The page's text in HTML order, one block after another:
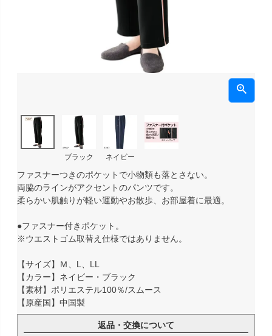
ブラック ネイビー
ファスナーつきのポケットで小物類も落とさない。
両脇のラインがアクセントのパンツです。
柔らかい肌触りが軽い運動やお散歩、お部屋着に最適。
●ファスナー付きポケット。
※ウエストゴム取替え仕様ではありません。
【サイズ】Ｍ、L、LL
【カラー】ネイビー・ブラック
【素材】ポリエステル100％/スムース
【原産国】中国製
返品・交換について